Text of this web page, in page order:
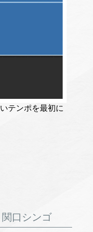
テンポを最初に
関口シンゴ